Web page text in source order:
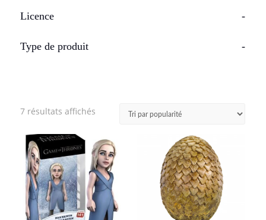
Licence -
Type de produit -
7 résultats affichésTrié
popularité